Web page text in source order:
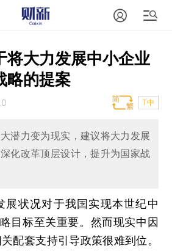
将大力发展中小企业
略的提案
T中
潜力变为现实，建议将大力发展
化改革顶层设计，提升为国家战
状况对于我国实现本世纪中
目标至关重要。然而现实中因
配套支持引导政策很难到位。